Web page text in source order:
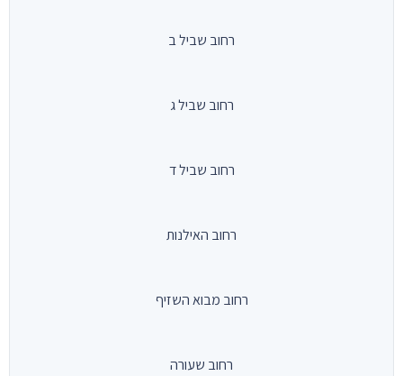
רחוב שביל ב
רחוב שביל ג
רחוב שביל ד
רחוב האילנות
רחוב מבוא השזיף
רחוב שעורה